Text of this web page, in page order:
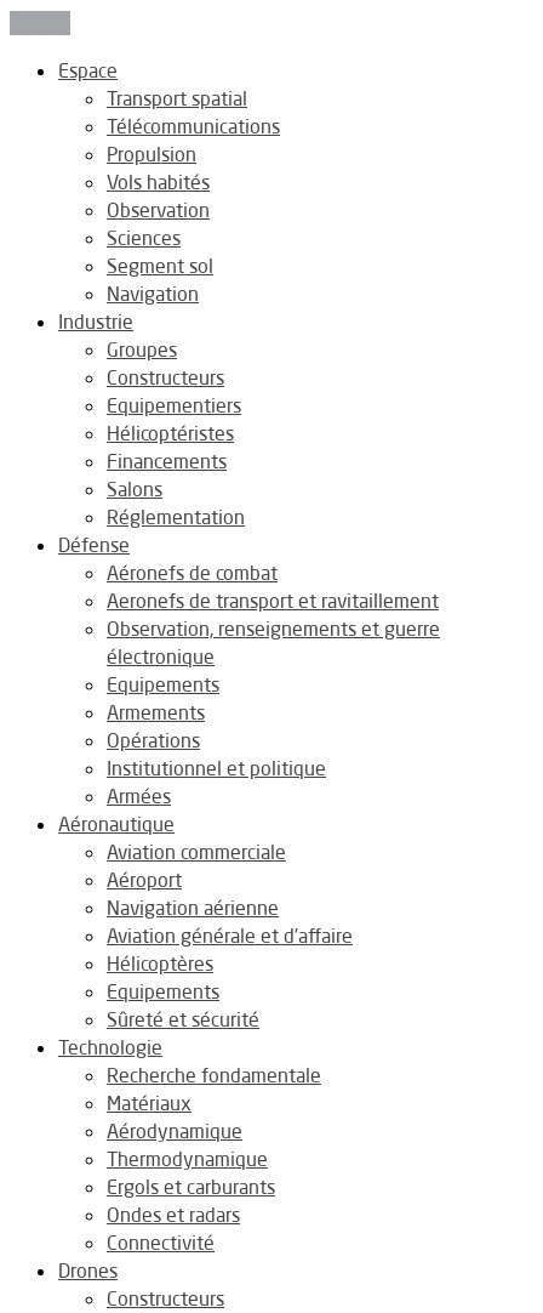
Espace
Transport spatial
Télécommunications
Propulsion
Vols habités
Observation
Sciences
Segment sol
Navigation
Industrie
Groupes
Constructeurs
Equipementiers
Hélicoptéristes
Financements
Salons
Réglementation
Défense
Aéronefs de combat
Aeronefs de transport et ravitaillement
Observation, renseignements et guerre
électronique
Equipements
Armements
Opérations
Institutionnel et politique
Armées
Aéronautique
Aviation commerciale
Aéroport
Navigation aérienne
Aviation générale et d’affaire
Hélicoptères
Equipements
Sûreté et sécurité
Technologie
Recherche fondamentale
Matériaux
Aérodynamique
Thermodynamique
Ergols et carburants
Ondes et radars
Connectivité
Drones
Constructeurs